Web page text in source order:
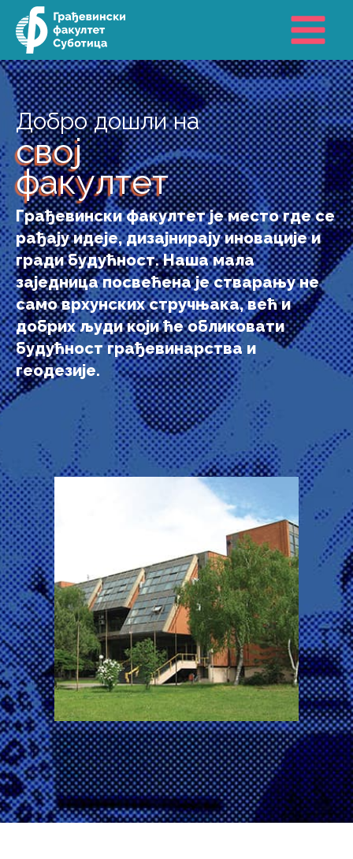
Пређи
садржај
Добро дошли на
свој
факултет
Грађевински факултет је место где се
рађају идеје, дизајнирају иновације и
гради будућност. Наша мала
заједница посвећена је стварању не
само врхунских стручњака, већ и
добрих људи који ће обликовати
будућност грађевинарства и
геодезије.